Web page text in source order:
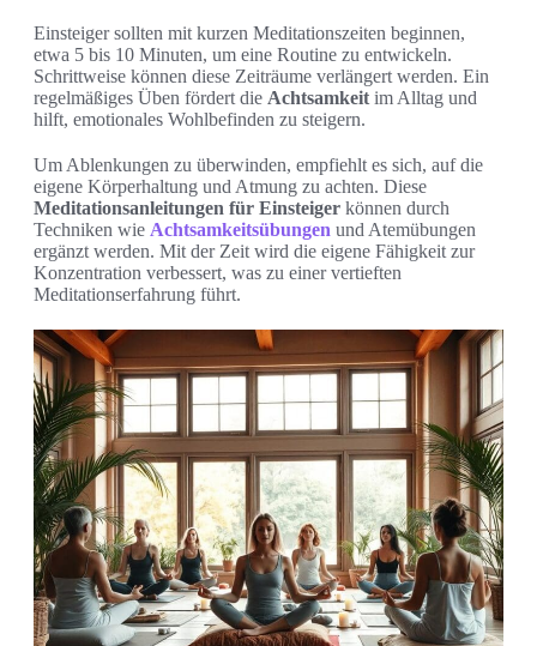
Einsteiger sollten mit kurzen Meditationszeiten beginnen,
etwa 5 bis 10 Minuten, um eine Routine zu entwickeln.
Schrittweise können diese Zeiträume verlängert werden. Ein
regelmäßiges Üben fördert die Achtsamkeit im Alltag und
hilft, emotionales Wohlbefinden zu steigern.
Um Ablenkungen zu überwinden, empfiehlt es sich, auf die
eigene Körperhaltung und Atmung zu achten. Diese
Meditationsanleitungen für Einsteiger können durch
Techniken wie Achtsamkeitsübungen und Atemübungen
ergänzt werden. Mit der Zeit wird die eigene Fähigkeit zur
Konzentration verbessert, was zu einer vertieften
Meditationserfahrung führt.